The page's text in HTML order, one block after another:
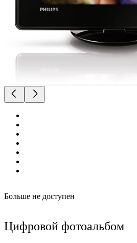
Больше не доступен
Цифровой фотоальбом